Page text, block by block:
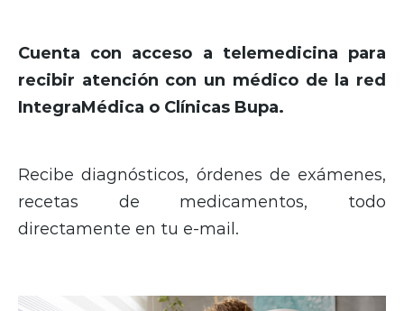
Cuenta con acceso a telemedicina para
recibir atención con un médico de la red
IntegraMédica o Clínicas Bupa.
Recibe diagnósticos, órdenes de exámenes,
recetas de medicamentos, todo
directamente en tu e-mail.